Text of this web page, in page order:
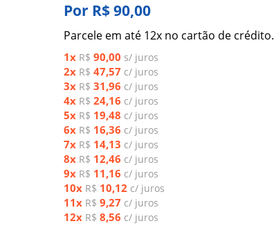
Por R$ 90,00
Parcele em até 12x no cartão de crédito.
1x R$ 90,00 s/ juros
2x R$ 47,57 c/ juros
3x R$ 31,96 c/ juros
4x R$ 24,16 c/ juros
5x R$ 19,48 c/ juros
6x R$ 16,36 c/ juros
7x R$ 14,13 c/ juros
8x R$ 12,46 c/ juros
9x R$ 11,16 c/ juros
10x R$ 10,12 c/ juros
11x R$ 9,27 c/ juros
12x R$ 8,56 c/ juros